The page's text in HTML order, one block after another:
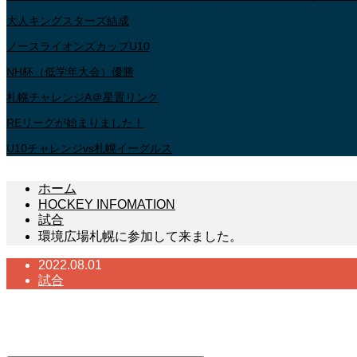
大人キングスターズ結成
ノースライオンズカップU10
NH杯（低学年大会）優勝
札幌チャレンジA＠星置リンク
REリーグが始まりました！
U10チャレンジvs札幌イーグルス
ホーム
HOCKEY INFOMATION
試合
環境広場札幌に参加して来ました。
2022.08.01
試合